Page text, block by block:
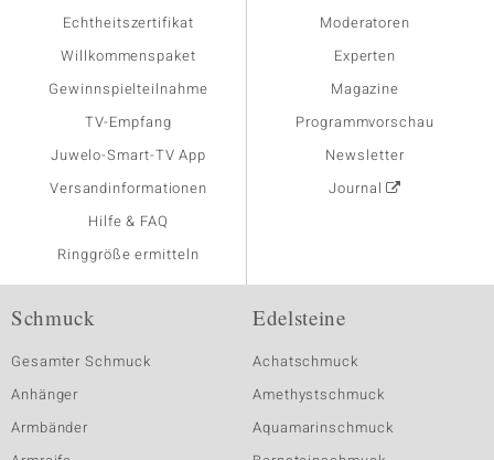
Echtheitszertifikat
Willkommenspaket
Gewinnspielteilnahme
TV-Empfang
Juwelo-Smart-TV App
Versandinformationen
Hilfe & FAQ
Ringgröße ermitteln
Moderatoren
Experten
Magazine
Programmvorschau
Newsletter
Journal
Schmuck
Gesamter Schmuck
Anhänger
Armbänder
Edelsteine
Achatschmuck
Amethystschmuck
Aquamarinschmuck